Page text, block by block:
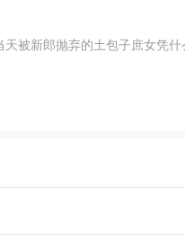
被新郎抛弃的土包子庶女凭